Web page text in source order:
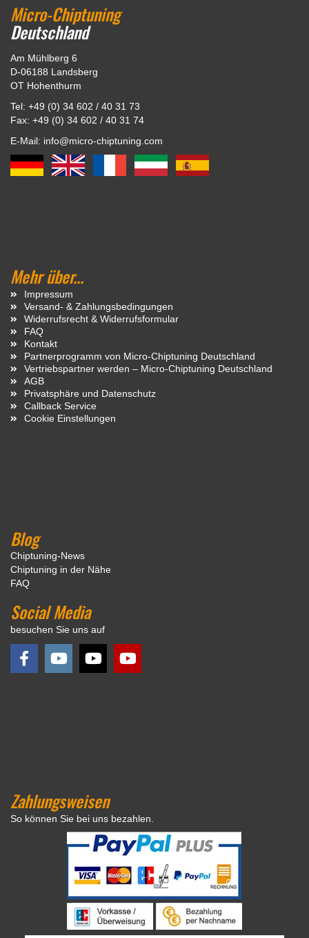
Micro-Chiptuning
Deutschland
Am Mühlberg 6
D-06188 Landsberg
OT Hohenthurm
Tel: +49 (0) 34 602 / 40 31 73
Fax: +49 (0) 34 602 / 40 31 74
E-Mail: info@micro-chiptuning.com
Mehr über...
Impressum
Versand- & Zahlungsbedingungen
Widerrufsrecht & Widerrufsformular
FAQ
Kontakt
Partnerprogramm von Micro-Chiptuning Deutschland
Vertriebspartner werden – Micro-Chiptuning Deutschland
AGB
Privatsphäre und Datenschutz
Callback Service
Cookie Einstellungen
Blog
Chiptuning-News
Chiptuning in der Nähe
FAQ
Social Media
besuchen Sie uns auf
Zahlungsweisen
So können Sie bei uns bezahlen.